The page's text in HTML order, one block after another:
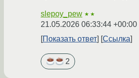
slepoy_pew ★★
21.05.2026 06:33:44 +00:00
Показать ответ
Ссылка
2